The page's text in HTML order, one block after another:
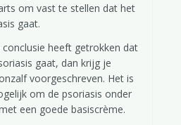
om vast te stellen dat het
gaat.
heeft getrokken dat
gaat, dan krijg je
voorgeschreven. Het is
om de psoriasis onder
een goede basiscrème.